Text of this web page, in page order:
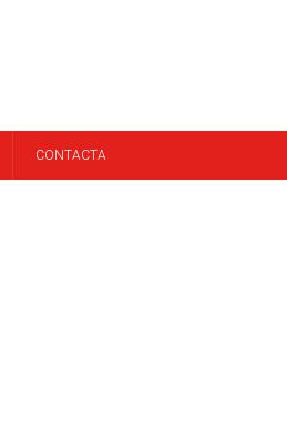
CONTACTA